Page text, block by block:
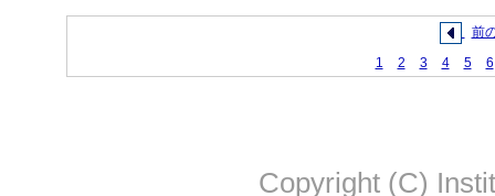
前
1
2 3 4 5 6
Copyright (C)